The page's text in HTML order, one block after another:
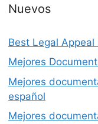
Nuevos
Best Legal
Mejores
Mejores
español
Mejores